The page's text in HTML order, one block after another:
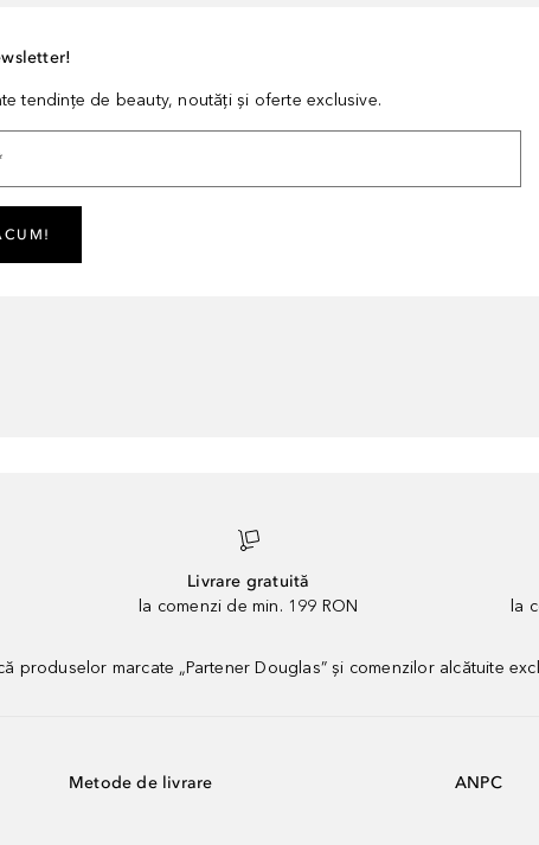
tendințe de beauty, noutăți și oferte exclusive.
Livrare gratuită
la comenzi de min. 199 RON
la
produselor marcate „Partener Douglas” și comenzilor alcătuite
Metode de livrare ANPC